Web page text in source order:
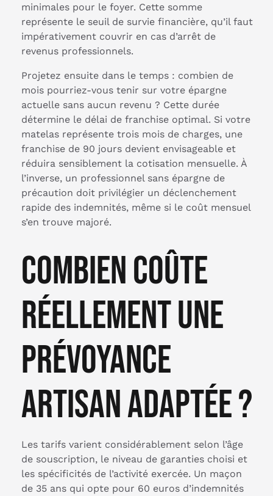
minimales pour le foyer. Cette somme
représente le seuil de survie financière, qu’il faut
impérativement couvrir en cas d’arrêt de
revenus professionnels.
Projetez ensuite dans le temps : combien de
mois pourriez-vous tenir sur votre épargne
actuelle sans aucun revenu ? Cette durée
détermine le délai de franchise optimal. Si votre
matelas représente trois mois de charges, une
franchise de 90 jours devient envisageable et
réduira sensiblement la cotisation mensuelle. À
l’inverse, un professionnel sans épargne de
précaution doit privilégier un déclenchement
rapide des indemnités, même si le coût mensuel
s’en trouve majoré.
Combien coûte
réellement une
prévoyance
artisan adaptée ?
Les tarifs varient considérablement selon l’âge
de souscription, le niveau de garanties choisi et
les spécificités de l’activité exercée. Un maçon
de 35 ans qui opte pour 60 euros d’indemnités